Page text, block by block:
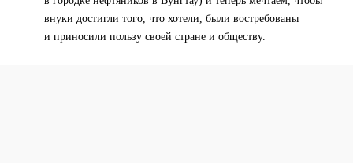
внуки достигли того, что хотели, были востребованы
и приносили пользу своей стране и обществу.